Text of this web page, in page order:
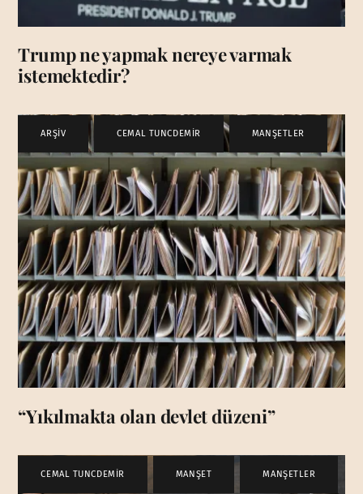
Trump ne yapmak nereye varmak
istemektedir?
ARŞİV CEMAL TUNCDEMİR , MANŞETLER
“Yıkılmakta olan devlet düzeni”
CEMAL TUNCDEMİR MANŞET MANŞETLER